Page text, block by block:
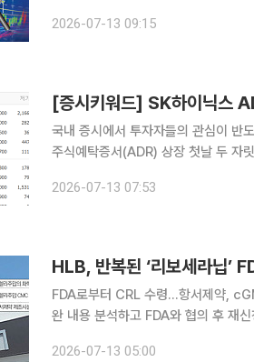
닙 병용요법이 10일 FDA로부터 세 번
2026-07-13 09:15
국내 증시에서 투자자들의 관심이 반
주식예탁증서(ADR) 상장 첫날 두 자
가로 추락했다. 13일 금융투
2026-07-13 07:53
HLB, 반복된 ‘리보세라닙’
FDA로부터 CRL 수령…항서제약,
완 내용 분석하고 FDA와 협의 후 재신청” HLB의 간암 신약이 미국 진출에 또 다시 제동
라닙·캄렐리주맙’ 병용요법의 신약허
2026-07-13 05:00